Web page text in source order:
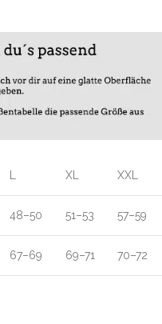
XL XXL
48–50 51–53 57–59
67–69 69–71 70–72